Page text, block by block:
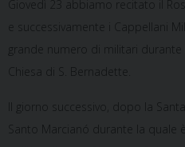
Giovedì 23 abbiamo recitato il
e successivamente i Cappellani
grande numero di militari durante
Chiesa di S. Bernadette.
Il giorno successivo, dopo la
Santo Marcianó durante la quale